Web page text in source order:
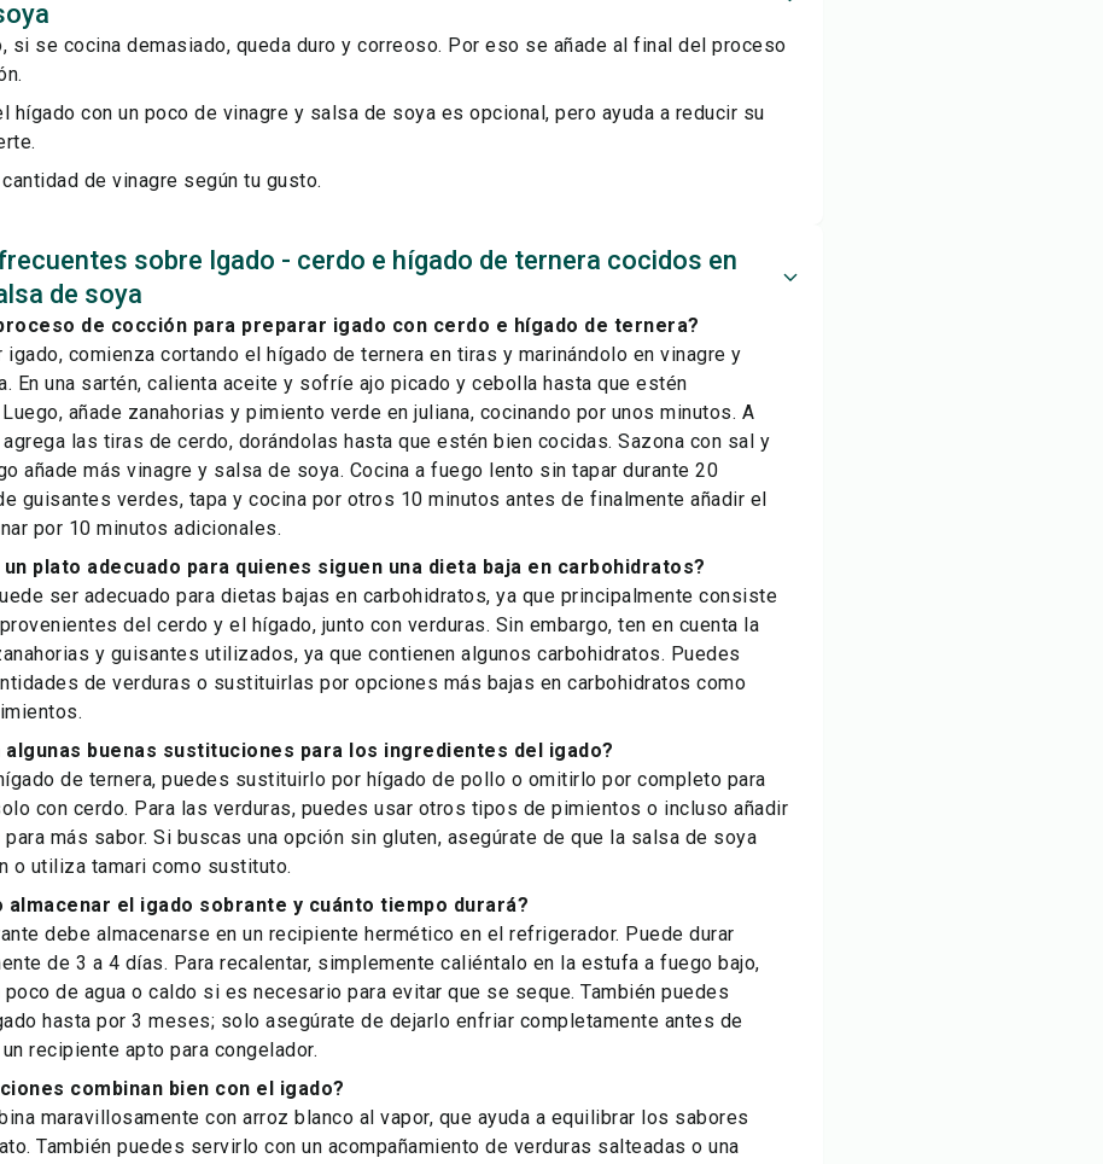
si se cocina demasiado, queda duro y correoso. Por eso se añade al final del proceso
hígado con un poco de vinagre y salsa de soya es opcional, pero ayuda a reducir su
de vinagre según tu gusto.
sobre Igado - cerdo e hígado de ternera cocidos en
de soya
de cocción para preparar igado con cerdo e hígado de ternera?
igado, comienza cortando el hígado de ternera en tiras y marinándolo en vinagre y
En una sartén, calienta aceite y sofríe ajo picado y cebolla hasta que estén
añade zanahorias y pimiento verde en juliana, cocinando por unos minutos. A
las tiras de cerdo, dorándolas hasta que estén bien cocidas. Sazona con sal y
añade más vinagre y salsa de soya. Cocina a fuego lento sin tapar durante 20
guisantes verdes, tapa y cocina por otros 10 minutos antes de finalmente añadir el
por 10 minutos adicionales.
un plato adecuado para quienes siguen una dieta baja en carbohidratos?
ser adecuado para dietas bajas en carbohidratos, ya que principalmente consiste
del cerdo y el hígado, junto con verduras. Sin embargo, ten en cuenta la
y guisantes utilizados, ya que contienen algunos carbohidratos. Puedes
de verduras o sustituirlas por opciones más bajas en carbohidratos como
algunas buenas sustituciones para los ingredientes del igado?
de ternera, puedes sustituirlo por hígado de pollo o omitirlo por completo para
con cerdo. Para las verduras, puedes usar otros tipos de pimientos o incluso añadir
para más sabor. Si buscas una opción sin gluten, asegúrate de que la salsa de soya
o utiliza tamari como sustituto.
almacenar el igado sobrante y cuánto tiempo durará?
debe almacenarse en un recipiente hermético en el refrigerador. Puede durar
de 3 a 4 días. Para recalentar, simplemente caliéntalo en la estufa a fuego bajo,
poco de agua o caldo si es necesario para evitar que se seque. También puedes
hasta por 3 meses; solo asegúrate de dejarlo enfriar completamente antes de
recipiente apto para congelador.
combinan bien con el igado?
maravillosamente con arroz blanco al vapor, que ayuda a equilibrar los sabores
También puedes servirlo con un acompañamiento de verduras salteadas o una